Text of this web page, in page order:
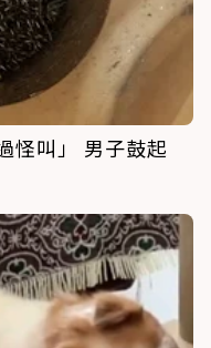
怪叫」 男子鼓起